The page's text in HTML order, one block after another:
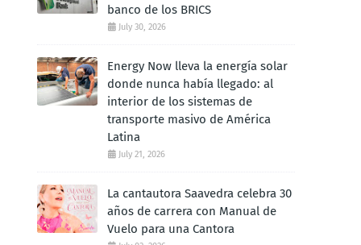
banco de los BRICS
July 30, 2026
Energy Now lleva la energía solar
donde nunca había llegado: al
interior de los sistemas de
transporte masivo de América
Latina
July 21, 2026
La cantautora Saavedra celebra 30
años de carrera con Manual de
Vuelo para una Cantora